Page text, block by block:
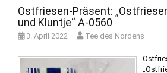
Ostfriesen-Präsent:
und Kluntje“ A-0560
3. April 2022 Tee des Nordens